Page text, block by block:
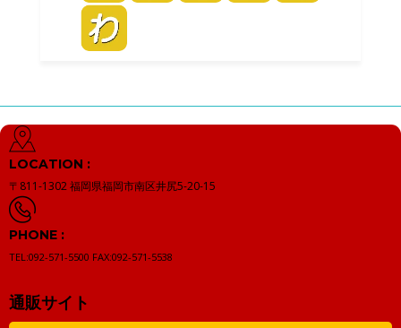
LOCATION :
〒811-1302福岡県福岡市南区井尻5-20-15
PHONE :
TEL:092-571-5500 FAX:092-571-5538
通販サイト